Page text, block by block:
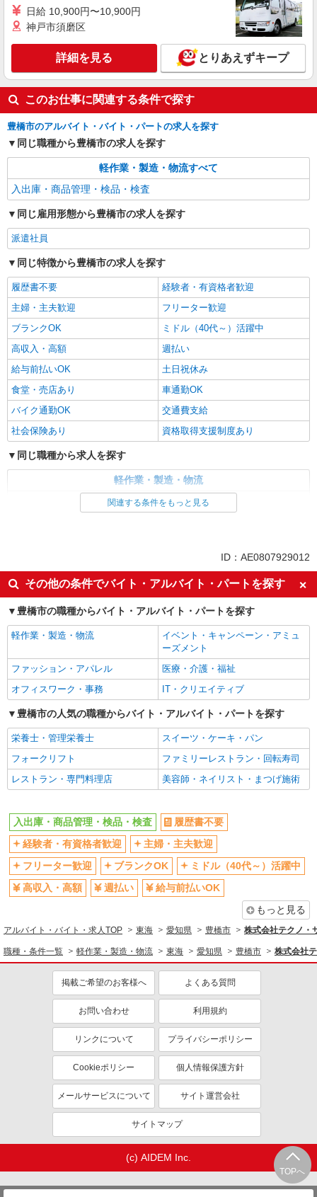
日給 10,900円〜10,900円
神戸市須磨区
詳細を見る とりあえずキープ
このお仕事に関連する条件で探す
豊橋市のアルバイト・バイト・パートの求人を探す
同じ職種から豊橋市の求人を探す
軽作業・製造・物流すべて
入出庫・商品管理・検品・検査
同じ雇用形態から豊橋市の求人を探す
派遣社員
同じ特徴から豊橋市の求人を探す
履歴書不要
経験者・有資格者歓迎
主婦・主夫歓迎
フリーター歓迎
ブランクOK
ミドル（40代～）活躍中
高収入・高額
週払い
給与前払いOK
土日祝休み
食堂・売店あり
車通勤OK
バイク通勤OK
交通費支給
社会保険あり
資格取得支援制度あり
同じ職種から求人を探す
軽作業・製造・物流
入出庫・商品管理・検品・検査
車通勤OK
交通費支給
社会保険あり
関連する条件をもっと見る
ID：AE0807929012
その他の条件でバイト・アルバイト・パートを探す
豊橋市の職種からバイト・アルバイト・パートを探す
軽作業・製造・物流
イベント・キャンペーン・アミュ
ーズメント
ファッション・アパレル
医療・介護・福祉
オフィスワーク・事務
IT・クリエイティブ
豊橋市の人気の職種からバイト・アルバイト・パートを探す
栄養士・管理栄養士
スイーツ・ケーキ・パン
フォークリフト
ファミリーレストラン・回転寿司
レストラン・専門料理店
美容師・ネイリスト・まつげ施術
TOPへ
入出庫・商品管理・検品・検査
履歴書不要
経験者・有資格者歓迎
主婦・主夫歓迎
フリーター歓迎
ブランクOK
ミドル（40代～）活躍中
高収入・高額
週払い
給与前払いOK
もっと見る
アルバイト・バイト・求人TOP 東海 愛知県 豊橋市 株式会社テクノ・
職種・条件一覧 軽作業・製造・物流 東海 愛知県 豊橋市 株式会社
掲載ご希望のお客様へ よくある質問
お問い合わせ 利用規約
リンクについて プライバシーポリシー
Cookieポリシー 個人情報保護方針
メールサービスについて サイト運営会社
サイトマップ
(c) AIDEM Inc.